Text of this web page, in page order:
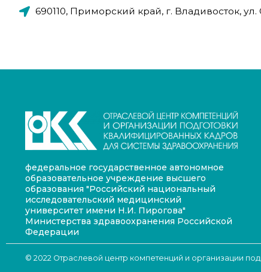
690110, Приморский край, г. Владивосток, ул.
федеральное государственное автономное
образовательное учреждение высшего
образования "Российский национальный
исследовательский медицинский
университет имени Н.И. Пирогова"
Министерства здравоохранения Российской
Федерации
© 2022 Отраслевой центр компетенций и организации